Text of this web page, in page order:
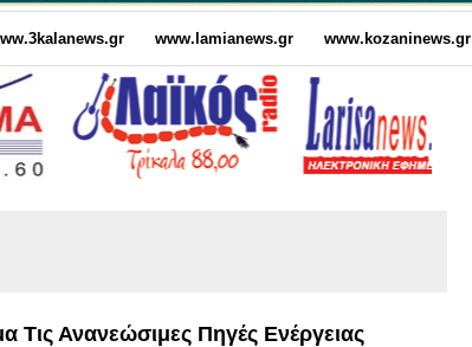
www.lamianews.gr www.kozaninews.gr
Ανανεώσιμες Πηγές Ενέργειας